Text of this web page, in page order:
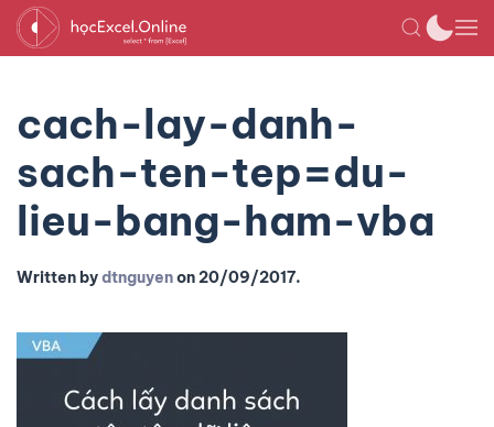
cach-lay-danh-
sach-ten-tep=du-
lieu-bang-ham-vba
Written bydtnguyenon20/09/2017.